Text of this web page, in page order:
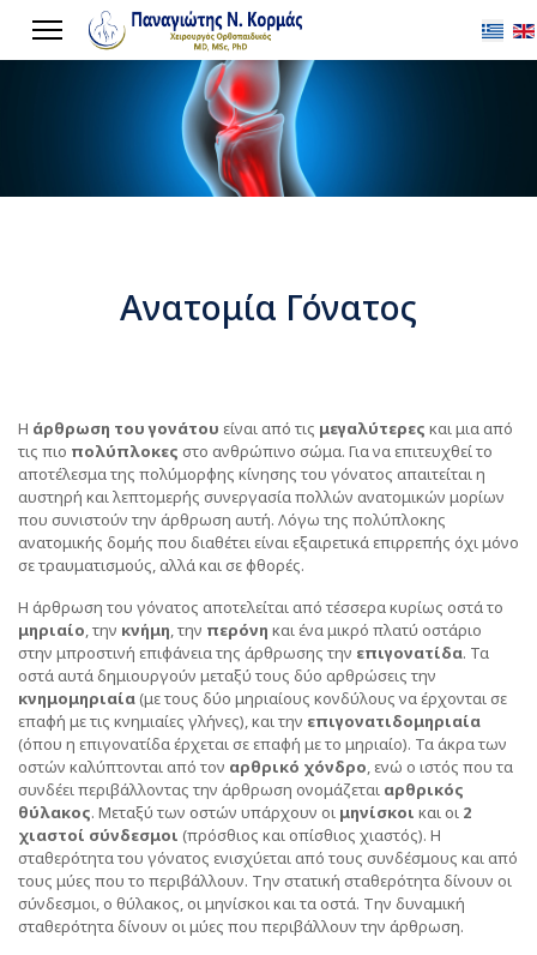
Ανατομία Γόνατος
Η άρθρωση του γονάτου είναι από τις μεγαλύτερες και μια από
τις πιο πολύπλοκες στο ανθρώπινο σώμα. Για να επιτευχθεί το
αποτέλεσμα της πολύμορφης κίνησης του γόνατος απαιτείται η
αυστηρή και λεπτομερής συνεργασία πολλών ανατομικών μορίων
που συνιστούν την άρθρωση αυτή. Λόγω της πολύπλοκης
ανατομικής δομής που διαθέτει είναι εξαιρετικά επιρρεπής όχι μόνο
σε τραυματισμούς, αλλά και σε φθορές.
Η άρθρωση του γόνατος αποτελείται από τέσσερα κυρίως οστά το
μηριαίο, την κνήμη, την περόνη και ένα μικρό πλατύ οστάριο
στην μπροστινή επιφάνεια της άρθρωσης την επιγονατίδα. Τα
οστά αυτά δημιουργούν μεταξύ τους δύο αρθρώσεις την
κνημομηριαία(με τους δύο μηριαίους κονδύλους να έρχονται σε
επαφή με τις κνημιαίες γλήνες), και την επιγονατιδομηριαία
(όπου η επιγονατίδα έρχεται σε επαφή με το μηριαίο). Τα άκρα των
οστών καλύπτονται από τον αρθρικό χόνδρο, ενώ ο ιστός που τα
συνδέει περιβάλλοντας την άρθρωση ονομάζεται αρθρικός
θύλακος. Μεταξύ των οστών υπάρχουν οι μηνίσκοι και οι 2
χιαστοί σύνδεσμοι (πρόσθιος και οπίσθιος χιαστός). Η
σταθερότητα του γόνατος ενισχύεται από τους συνδέσμους και από
τους μύες που το περιβάλλουν. Την στατική σταθερότητα δίνουν οι
σύνδεσμοι, ο θύλακος, οι μηνίσκοι και τα οστά. Την δυναμική
σταθερότητα δίνουν οι μύες που περιβάλλουν την άρθρωση.